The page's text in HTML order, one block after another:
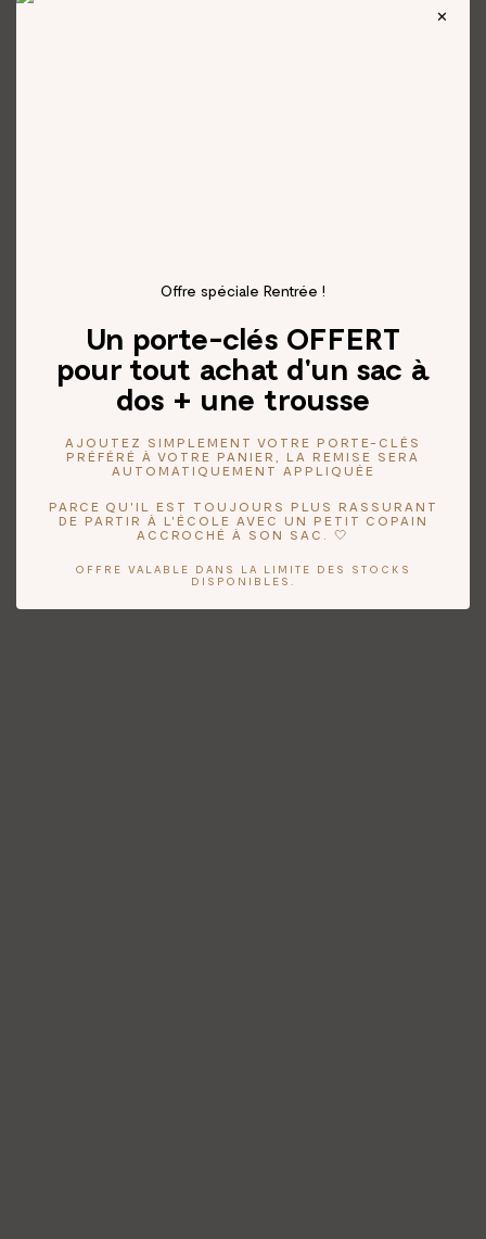
Offre spéciale Rentrée !
Un porte-clés OFFERT
pour tout achat d'un sac à
dos + une trousse
AJOUTEZ SIMPLEMENT VOTRE PORTE-CLÉS
PRÉFÉRÉ À VOTRE PANIER, LA REMISE SERA
AUTOMATIQUEMENT APPLIQUÉE
PARCE QU'IL EST TOUJOURS PLUS RASSURANT
DE PARTIR À L'ÉCOLE AVEC UN PETIT COPAIN
ACCROCHÉ À SON SAC. 🤍
OFFRE VALABLE DANS LA LIMITE DES STOCKS
DISPONIBLES.